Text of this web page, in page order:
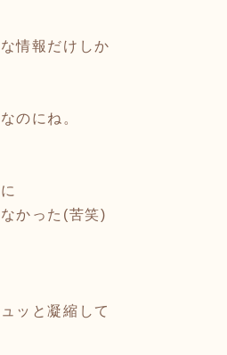
情報だけしか
のにね。
かった(苦笑)
ッと凝縮して